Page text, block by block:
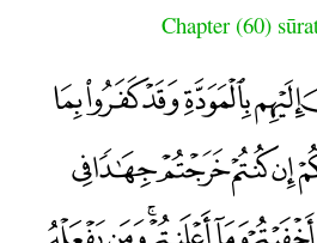
Chapter (60)